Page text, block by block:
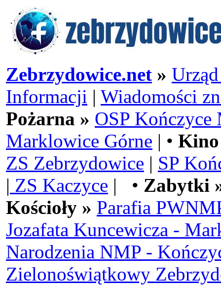
Zebrzydowice.net »
Informacji | Wiadomości
Pożarna » OSP Kończyce
Marklowice Górne | •
ZS Zebrzydowice | SP
| ZS Kaczyce | • Zabytki
Kościoły » Parafia
Jozafata Kuncewicza -
Narodzenia NMP -
Zielonoświątkowy